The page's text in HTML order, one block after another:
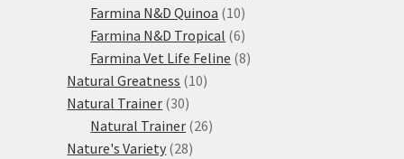
Farmina N&D Quinoa 1010
produktů
Farmina N&D Tropical 66
produktů
Farmina Vet Life Feline 88
Natural Greatness 1010
Natural Trainer 3030
produktů
Natural Trainer 2626
Nature's Variety 2828